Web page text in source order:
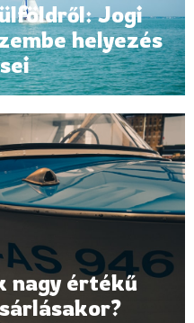
Jogi
helyezés
nagy értékű